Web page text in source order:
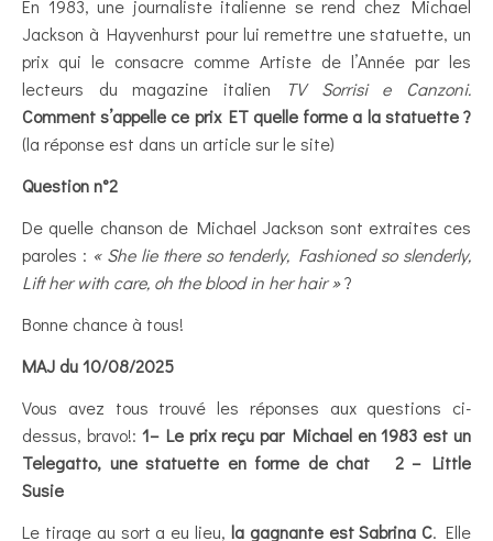
En 1983, une journaliste italienne se rend chez Michael
Jackson à Hayvenhurst pour lui remettre une statuette, un
prix qui le consacre comme Artiste de l’Année par les
lecteurs du magazine italien
TV Sorrisi e Canzoni.
Comment s’appelle ce prix ET quelle forme a la statuette ?
(la réponse est dans un article sur le site)
Question n°2
De quelle chanson de Michael Jackson sont extraites ces
paroles : « She lie there so tenderly, Fashioned so slenderly,
Lift her with care, oh the blood in her hair »?
Bonne chance à tous!
MAJ du 10/08/2025
Vous avez tous trouvé les réponses aux questions ci-
dessus, bravo!: 1– Le prix reçu par Michael en 1983 est un
Telegatto, une statuette en forme de chat 2 – Little
Susie
Le tirage au sort a eu lieu, la gagnante est Sabrina C. Elle